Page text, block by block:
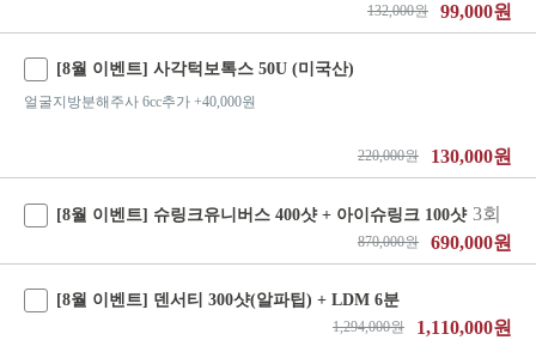
99,000원
132,000원
[8월 이벤트] 사각턱보톡스 50U (미국산)
얼굴지방분해주사 6cc추가 +40,000원
130,000원
220,000원
[8월 이벤트] 슈링크유니버스 400샷 + 아이슈링크 100샷 3회
690,000원
870,000원
[8월 이벤트] 덴서티 300샷(알파팁) + LDM 6분
1,110,000원
1,294,000원